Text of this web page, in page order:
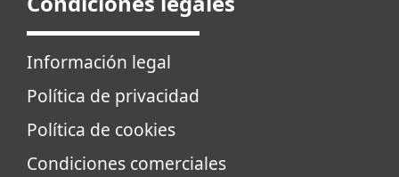
Información legal
Política de privacidad
Política de cookies
Condiciones comerciales